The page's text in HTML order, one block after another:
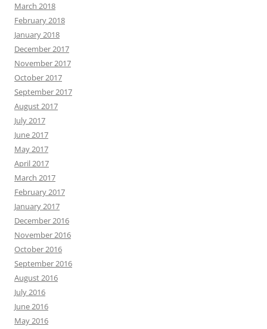
March 2018
February 2018
January 2018
December 2017
November 2017
October 2017
September 2017
August 2017
July 2017
June 2017
May 2017
April 2017
March 2017
February 2017
January 2017
December 2016
November 2016
October 2016
September 2016
August 2016
July 2016
June 2016
May 2016